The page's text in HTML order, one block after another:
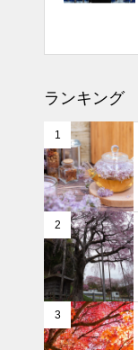
ランキング
1
2
3